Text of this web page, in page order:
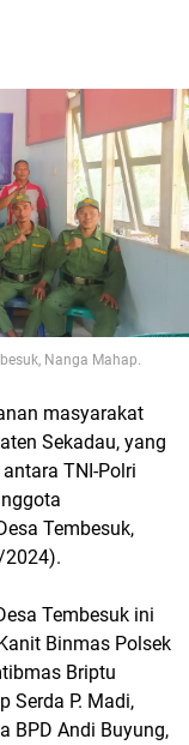
Nanga Mahap.
masyarakat
Sekadau, yang
TNI-Polri
Tembesuk,
2024).
Tembesuk ini
Binmas Polsek
Briptu
Serda P. Madi,
BPD Andi Buyung,